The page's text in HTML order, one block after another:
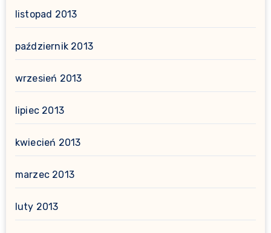
listopad 2013
październik 2013
wrzesień 2013
lipiec 2013
kwiecień 2013
marzec 2013
luty 2013